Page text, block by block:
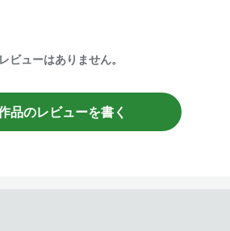
ビューはありません。
品のレビューを書く